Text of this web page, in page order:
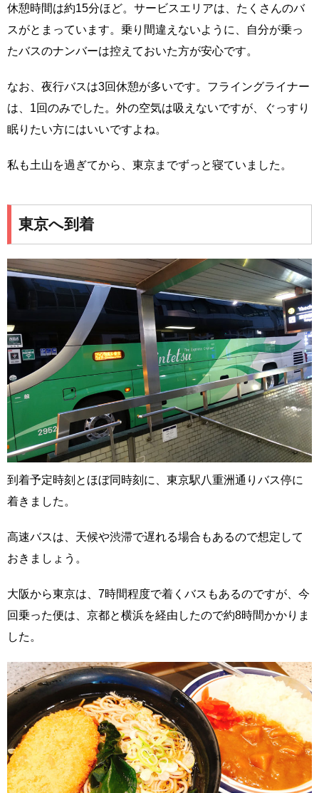
休憩時間は約15分ほど。サービスエリアは、たくさんのバ
スがとまっています。乗り間違えないように、自分が乗っ
たバスのナンバーは控えておいた方が安心です。
なお、夜行バスは3回休憩が多いです。フライングライナー
は、1回のみでした。外の空気は吸えないですが、ぐっすり
眠りたい方にはいいですよね。
私も土山を過ぎてから、東京までずっと寝ていました。
東京へ到着
到着予定時刻とほぼ同時刻に、東京駅八重洲通りバス停に
着きました。
高速バスは、天候や渋滞で遅れる場合もあるので想定して
おきましょう。
大阪から東京は、7時間程度で着くバスもあるのですが、今
回乗った便は、京都と横浜を経由したので約8時間かかりま
した。